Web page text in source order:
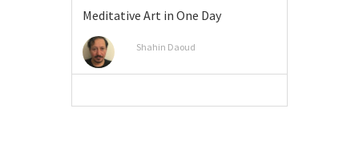
Meditative Art in One Day
Shahin Daoud